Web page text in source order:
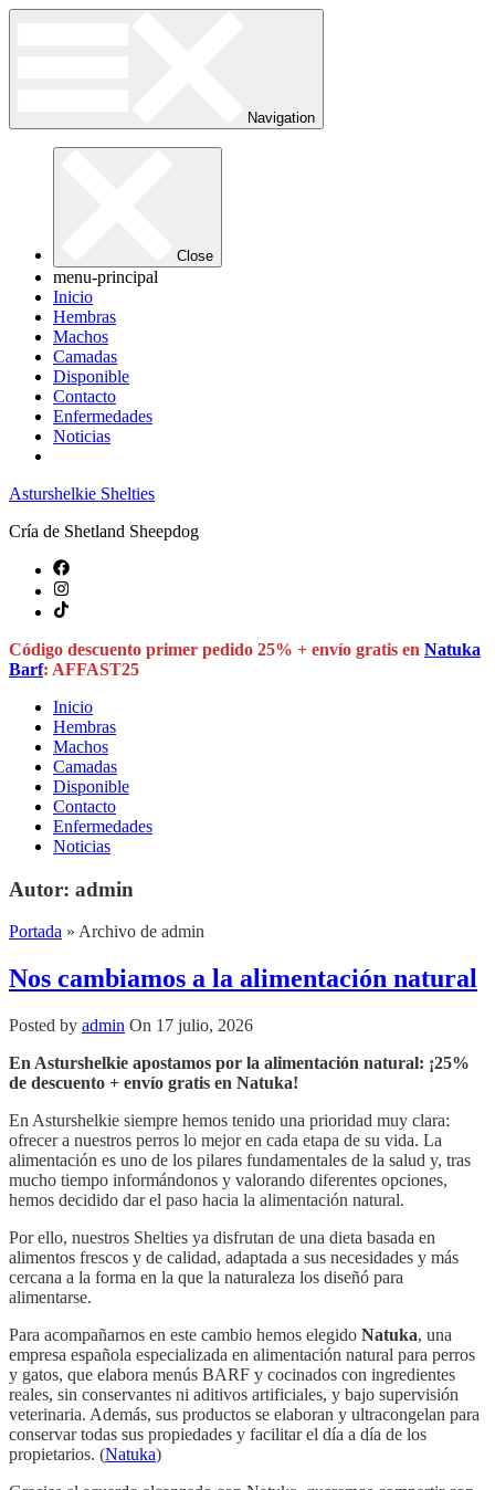
Navigation
Close
menu-principal
Inicio
Hembras
Machos
Camadas
Disponible
Contacto
Enfermedades
Noticias
Asturshelkie Shelties
Cría de Shetland Sheepdog
Código descuento primer pedido 25% + envío gratis en Natuka
Barf: AFFAST25
Inicio
Hembras
Machos
Camadas
Disponible
Contacto
Enfermedades
Noticias
Autor: admin
Portada » Archivo de admin
Nos cambiamos a la alimentación natural
Posted by admin On 17 julio, 2026
En Asturshelkie apostamos por la alimentación natural: ¡25%
de descuento + envío gratis en Natuka!
En Asturshelkie siempre hemos tenido una prioridad muy clara:
ofrecer a nuestros perros lo mejor en cada etapa de su vida. La
alimentación es uno de los pilares fundamentales de la salud y, tras
mucho tiempo informándonos y valorando diferentes opciones,
hemos decidido dar el paso hacia la alimentación natural.
Por ello, nuestros Shelties ya disfrutan de una dieta basada en
alimentos frescos y de calidad, adaptada a sus necesidades y más
cercana a la forma en la que la naturaleza los diseñó para
alimentarse.
Para acompañarnos en este cambio hemos elegido Natuka, una
empresa española especializada en alimentación natural para perros
y gatos, que elabora menús BARF y cocinados con ingredientes
reales, sin conservantes ni aditivos artificiales, y bajo supervisión
veterinaria. Además, sus productos se elaboran y ultracongelan para
conservar todas sus propiedades y facilitar el día a día de los
propietarios. (Natuka)